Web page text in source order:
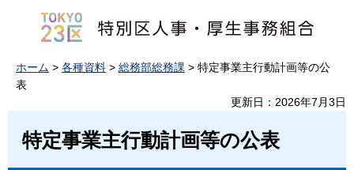
ホーム > 各種資料 > 総務部総務課 > 特定事業主行動計画等の公
表
更新日：2026年7月3日
特定事業主行動計画等の公表